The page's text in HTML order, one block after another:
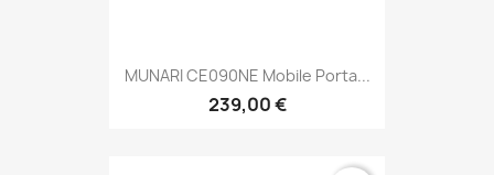
MUNARI CE090NE Mobile Porta...
239,00 €